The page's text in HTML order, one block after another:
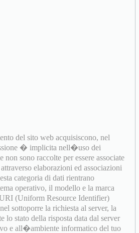
del sito web acquisiscono, nel
� implicita nell�uso dei
sono raccolte per essere associate
elaborazioni ed associazioni
categoria di dati rientrano
operativo, il modello e la marca
(Uniform Resource Identifier)
sottoporre la richiesta al server, la
lo stato della risposta data dal server
e all�ambiente informatico del tuo